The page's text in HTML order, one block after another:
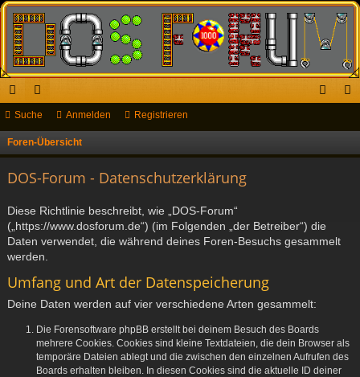
ch
ne
riff
or
en
Suche Anmelden Registrieren
Foren-Übersicht
DOS-Forum - Datenschutzerklärung
Diese Richtlinie beschreibt, wie „DOS-Forum“
(„https://www.dosforum.de“) (im Folgenden „der Betreiber“) die
Daten verwendet, die während deines Foren-Besuchs gesammelt
werden.
Umfang und Art der Datenspeicherung
Deine Daten werden auf vier verschiedene Arten gesammelt:
Die Forensoftware phpBB erstellt bei deinem Besuch des Boards
mehrere Cookies. Cookies sind kleine Textdateien, die dein Browser als
temporäre Dateien ablegt und die zwischen den einzelnen Aufrufen des
Boards erhalten bleiben. In diesen Cookies sind die aktuelle ID deiner